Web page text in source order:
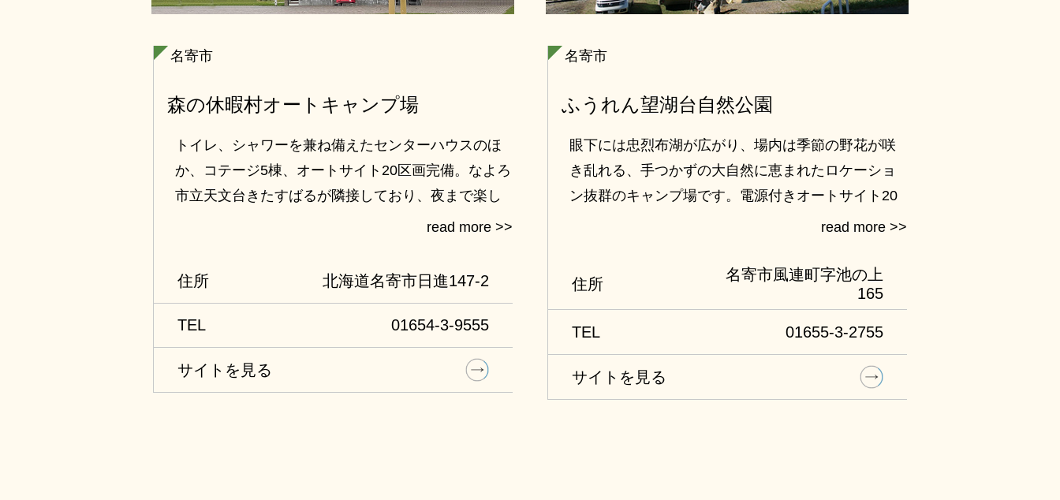
名寄市
森の休暇村オートキャンプ場
トイレ、シャワーを兼ね備えたセンターハウスのほ
か、コテージ5棟、オートサイト20区画完備。なよろ
市立天文台きたすばるが隣接しており、夜まで楽し
住所 北海道名寄市日進147-2
TEL 01654-3-9555
サイトを見る
名寄市
ふうれん望湖台自然公園
眼下には忠烈布湖が広がり、場内は季節の野花が咲
き乱れる、手つかずの大自然に恵まれたロケーショ
ン抜群のキャンプ場です。電源付きオートサイト20
区画、フリーテントサイトは約100張、コテージも3
住所
名寄市風連町字池の上
165
TEL 01655-3-2755
サイトを見る